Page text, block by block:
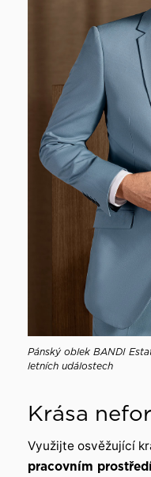
Pánský oblek BANDI
letních událostech
Krása
Využijte osvěžující
pracovním